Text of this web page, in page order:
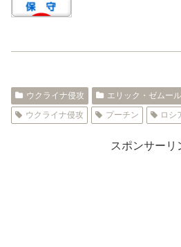
ウクライナ侵攻 エリック・ゼムール
ウクライナ侵攻
プーチン ロシ
スポンサーリ